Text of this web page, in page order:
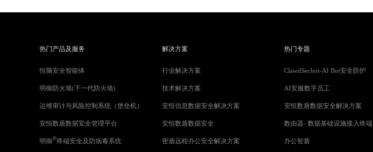
热门产品及服务
恒脑安全智能体
明御防火墙(下一代防火墙)
运维审计与风险控制系统（堡垒机）
安恒数盾数据安全管理平台
明御®终端安全及防病毒系统
解决方案
行业解决方案
技术解决方案
安恒信息数据安全解决方案
安恒数盾数据安全
密盾远程办公安全解决方案
热门专题
ClawdSecbot-AI Bot安全防护
AI安服数字员工
安恒数盾数据安全解决方案
数由器- 数据基础设施接入终端
办公智盾